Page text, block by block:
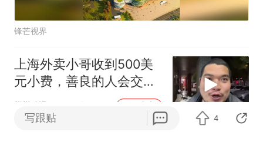
锋芒视界
上海外卖小哥收到500美
元小费，善良的人会交好
运
熊样动漫 APP专享
写跟贴 4